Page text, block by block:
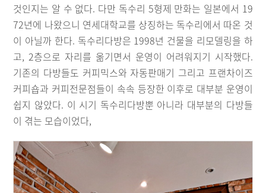
것인지는 알 수 없다. 다만 독수리 5형제 만화는 일본에서 19
72년에 나왔으니 연세대학교를 상징하는 독수리에서 따온 것
이 아닐까 한다. 독수리다방은 1998년 건물을 리모델링을 하
고, 2층으로 자리를 옮기면서 운영이 어려워지기 시작했다.
기존의 다방들도 커피믹스와 자동판매기 그리고 프랜차이즈
커피숍과 커피전문점들이 속속 등장한 이후로 대부분 운영이
쉽지 않았다. 이 시기 독수리다방뿐 아니라 대부분의 다방들
이 겪는 모습이었다,